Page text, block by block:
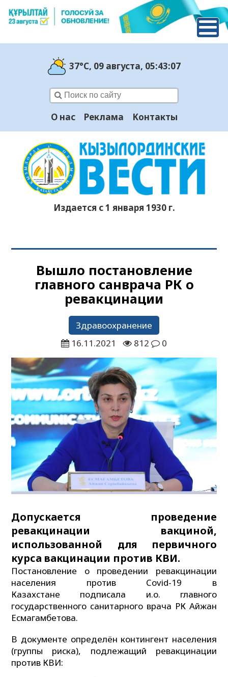
37°C, 09 августа, 05:43:08
О нас Реклама Контакты
Издается с 1 января 1930 г.
Вышло постановление
главного санврача РК о
ревакцинации
Здравоохранение
16.11.2021
812 0
Допускается проведение
ревакцинации вакциной,
использованной для первичного
курса вакцинации против КВИ.
Постановление о проведении ревакцинации
населения против Covid-19 в
Казахстане подписала и.о. главного
государственного санитарного врача РК Айжан
Есмагамбетова.
В документе определён контингент населения
(группы риска), подлежащий ревакцинации
против КВИ: